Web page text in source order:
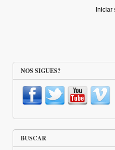
Iniciar
NOS SIGUES?
BUSCAR